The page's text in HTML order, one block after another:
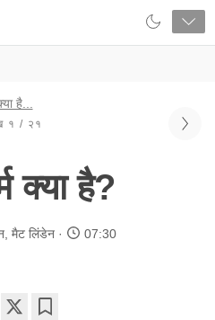
है...
१ / २१
क्या है?
मैट लिंडेन 07:30